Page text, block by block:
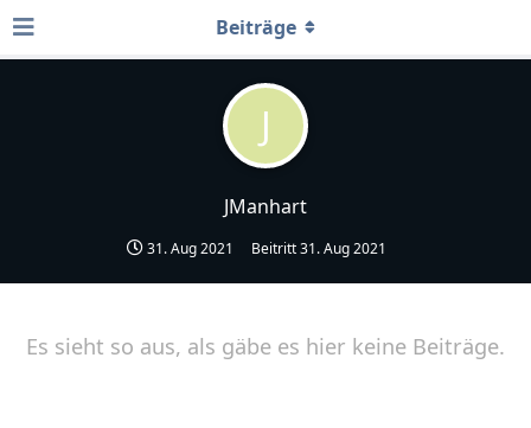
J
JManhart
31. Aug 2021 Beitritt31. Aug 2021
Beiträge
Es sieht so aus, als gäbe es hier keine Beiträge.